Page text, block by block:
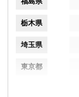
栃木県
埼玉県
東京都